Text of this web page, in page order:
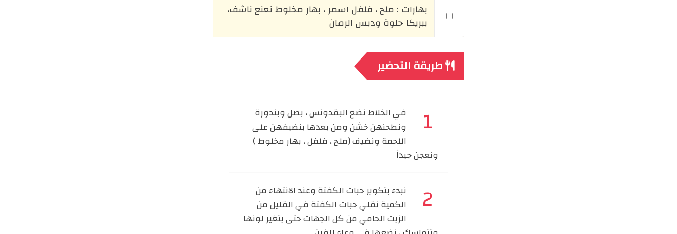
بهارات : ملح ، فلفل اسمر ، بهار مخلوط نعنع ناشف،
ببريكا حلوة ودبس الرمان
طريقة التحضير
في الخلاط نضع البقدونس ، بصل وبندورة
ونطحنهن خشن ومن بعدها بنضيفهن على
اللحمة ونضيف (ملح ، فلفل ، بهار مخلوط )
ونعجن جيداً
نبدء بتكوير حبات الكفتة وعند الانتهاء من
الكمية نقلي حبات الكفتة في القليل من
الزيت الحامي من كل الجهات حتى يتغير لونها